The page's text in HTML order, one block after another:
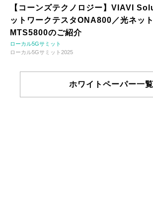
【コーンズテクノロジー】VIAVI
ットワークテスタONA800／光ネッ
MTS5800のご紹介
ローカル5Gサミット
ローカル5Gサミット2025
ホワイトペーパー一覧